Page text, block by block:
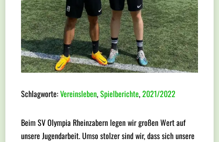
Schlagworte:Vereinsleben,Spielberichte,2021/2022
Beim SV Olympia Rheinzabern legen wir großen Wert auf
unsere Jugendarbeit. Umso stolzer sind wir, dass sich unsere